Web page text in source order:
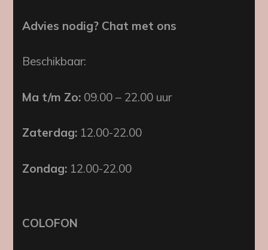
Advies nodig? Chat met ons
Beschikbaar:
Ma t/m Zo: 09.00 – 22.00 uur
Zaterdag: 12.00-22.00
Zondag: 12.00-22.00
COLOFON